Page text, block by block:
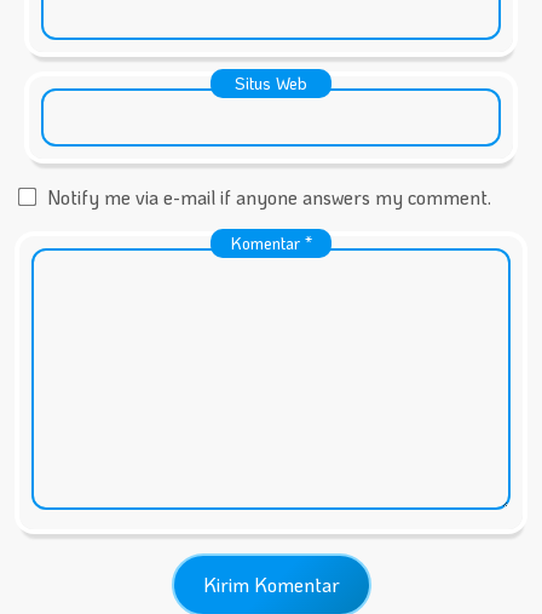
Situs Web
Notify me via e-mail if anyone answers my comment.
Komentar *